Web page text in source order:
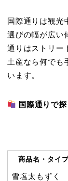
国際通りは観光
選びの幅が広い
通りはストリー
土産なら何でも
います。
国際通りで
商品名・タイ
雪塩太もずく